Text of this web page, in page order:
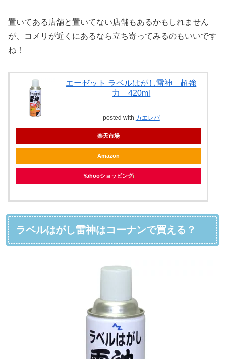
置いてある店舗と置いてない店舗もあるかもしれません
が、コメリが近くにあるなら立ち寄ってみるのもいいです
ね！
エーゼット ラベルはがし雷神 超強
力 420ml
posted with カエレバ
楽天市場
Amazon
Yahooショッピング
ラベルはがし雷神はコーナンで買える？